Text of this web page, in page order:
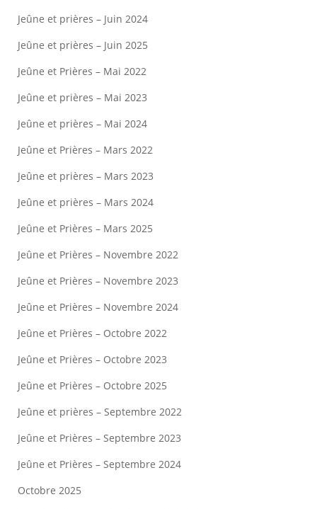
Jeûne et prières – Juin 2024
Jeûne et prières – Juin 2025
Jeûne et Prières – Mai 2022
Jeûne et prières – Mai 2023
Jeûne et prières – Mai 2024
Jeûne et Prières – Mars 2022
Jeûne et prières – Mars 2023
Jeûne et prières – Mars 2024
Jeûne et Prières – Mars 2025
Jeûne et Prières – Novembre 2022
Jeûne et Prières – Novembre 2023
Jeûne et Prières – Novembre 2024
Jeûne et Prières – Octobre 2022
Jeûne et Prières – Octobre 2023
Jeûne et Prières – Octobre 2025
Jeûne et prières – Septembre 2022
Jeûne et Prières – Septembre 2023
Jeûne et Prières – Septembre 2024
Octobre 2025